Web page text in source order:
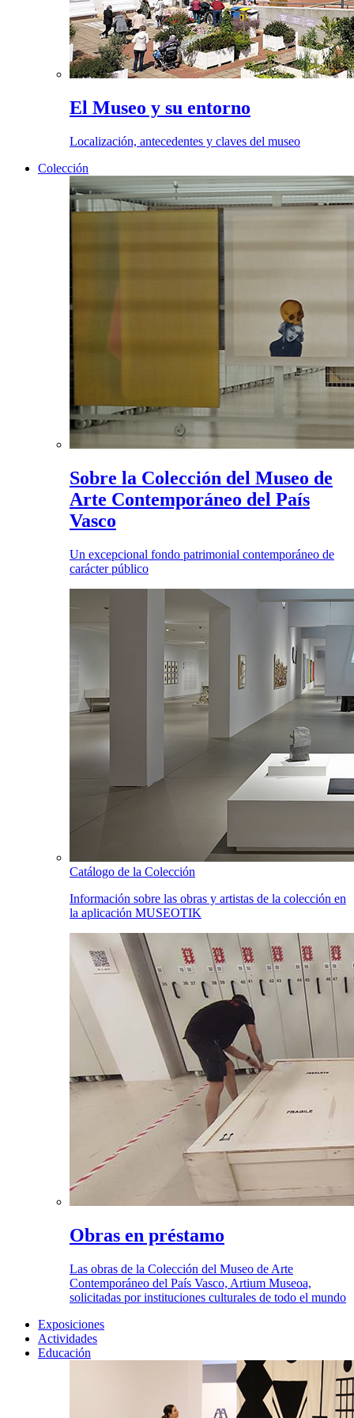
El Museo y su entorno
Localización, antecedentes y claves del museo
Colección
Sobre la Colección del Museo de
Arte Contemporáneo del País
Vasco
Un excepcional fondo patrimonial contemporáneo de
carácter público
Catálogo de la Colección
Información sobre las obras y artistas de la colección en
la aplicación MUSEOTIK
Obras en préstamo
Las obras de la Colección del Museo de Arte
Contemporáneo del País Vasco, Artium Museoa,
solicitadas por instituciones culturales de todo el mundo
Exposiciones
Actividades
Educación